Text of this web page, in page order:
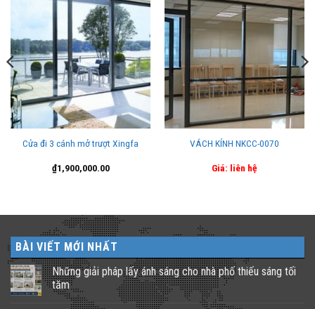
Cửa đi 3 cánh mở trượt Xingfa
₫1,900,000.00
VÁCH KÍNH NKCC-0070
Giá: liên hệ
BÀI VIẾT MỚI NHẤT
Những giải pháp lấy ánh sáng cho nhà phố thiếu sáng tối
tăm
Không